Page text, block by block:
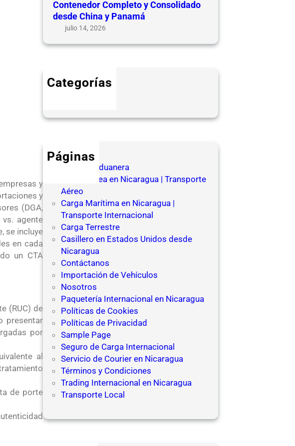
y
y
(DGA,
vs. agente
se incluye
en cada
un CTA
(RUC) de
presentar
por
al
de porte
Contenedor Completo y Consolidado
desde China y Panamá
julio 14, 2026
Categorías
Páginas
Agencia Aduanera
Carga Aérea en Nicaragua | Transporte
Aéreo
Carga Marítima en Nicaragua |
Transporte Internacional
Carga Terrestre
Casillero en Estados Unidos desde
Nicaragua
Contáctanos
Importación de Vehículos
Nosotros
Paquetería Internacional en Nicaragua
Políticas de Cookies
Políticas de Privacidad
Sample Page
Seguro de Carga Internacional
Servicio de Courier en Nicaragua
Términos y Condiciones
Trading Internacional en Nicaragua
Transporte Local